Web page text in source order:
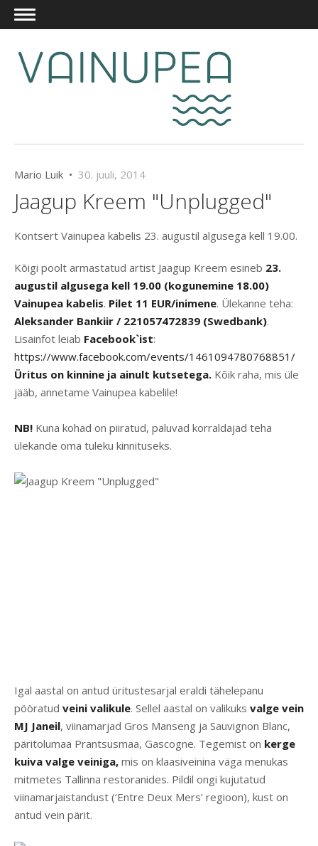
Mario Luik • 30. juuli, 2014
Jaagup Kreem "Unplugged"
Kontsert Vainupea kabelis 23. augustil algusega kell 19.00.
Kõigi poolt armastatud artist Jaagup Kreem esineb 23.
augustil algusega kell 19.00 (kogunemine 18.00)
Vainupea kabelis. Pilet 11 EUR/inimene. Ülekanne teha:
Aleksander Bankiir / 221057472839 (Swedbank).
Lisainfot leiab Facebook`ist:
https://www.facebook.com/events/1461094780768851/
Üritus on kinnine ja ainult kutsetega. Kõik raha, mis üle
jääb, annetame Vainupea kabelile!
NB! Kuna kohad on piiratud, paluvad korraldajad teha
ülekande oma tuleku kinnituseks.
Igal aastal on antud üritustesarjal eraldi tähelepanu
pööratud veini valikule. Sellel aastal on valikuks valge vein
MJ Janeil, viinamarjad Gros Manseng ja Sauvignon Blanc,
päritolumaa Prantsusmaa, Gascogne. Tegemist on kerge
kuiva valge veiniga, mis on klaasiveinina väga menukas
mitmetes Tallinna restoranides. Pildil ongi kujutatud
viinamarjaistandust (‘Entre Deux Mers’ regioon), kust on
antud vein pärit.